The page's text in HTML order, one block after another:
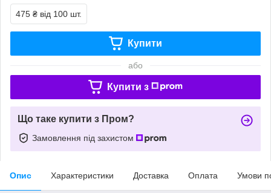
475 ₴ від 100 шт.
Купити
або
Купити з
Що таке купити з Пром?
Замовлення під захистом
Опис Характеристики Доставка Оплата Умови